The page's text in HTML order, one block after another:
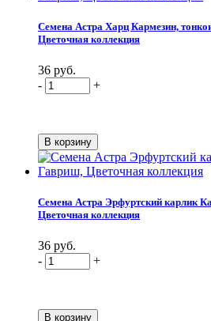
Семена Астра Харц Кармезин,
Цветочная коллекция
36 руб.
-
+
Семена Астра Эрфуртский карлик
Цветочная коллекция
36 руб.
-
+